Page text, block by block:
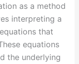
as a method
interpreting a
that
equations
the underlying